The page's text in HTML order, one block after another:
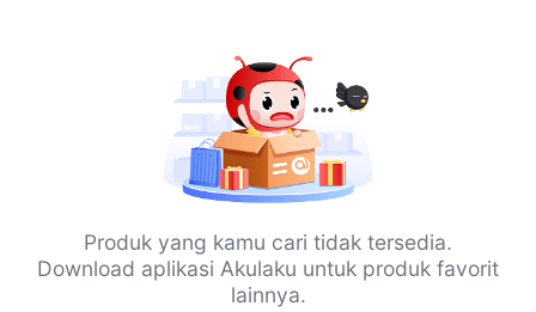
Produk yang kamu cari tidak tersedia.
Download aplikasi Akulaku untuk produk favorit
lainnya.